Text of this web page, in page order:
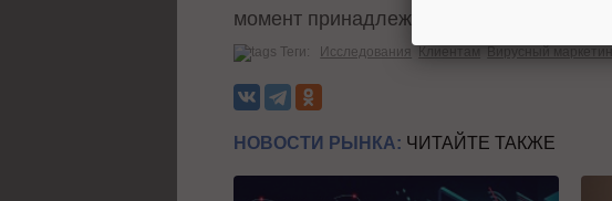
момент принадлежат Nielsen Company.
Теги: Исследования Клиентам Вирусный маркетинг
НОВОСТИ РЫНКА: ЧИТАЙТЕ ТАКЖЕ